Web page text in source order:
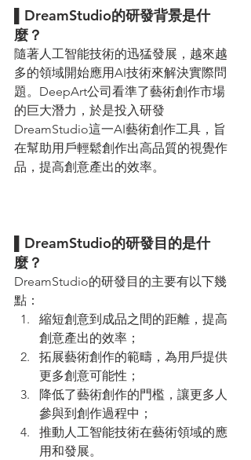
▌DreamStudio的研發背景是什
麼？
隨著人工智能技術的迅猛發展，越來越
多的領域開始應用AI技術來解決實際問
題。DeepArt公司看準了藝術創作市場
的巨大潛力，於是投入研發
DreamStudio這一AI藝術創作工具，旨
在幫助用戶輕鬆創作出高品質的視覺作
品，提高創意產出的效率。
▌DreamStudio的研發目的是什
麼？
DreamStudio的研發目的主要有以下幾
點：
縮短創意到成品之間的距離，提高
創意產出的效率；
拓展藝術創作的範疇，為用戶提供
更多創意可能性；
降低了藝術創作的門檻，讓更多人
參與到創作過程中；
推動人工智能技術在藝術領域的應
用和發展。